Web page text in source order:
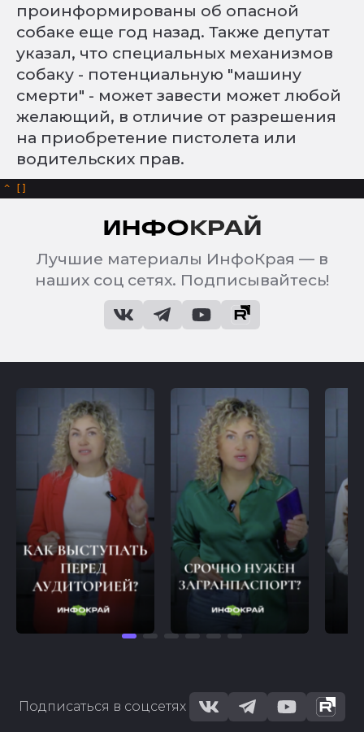
проинформированы об опасной
собаке еще год назад. Также депутат
указал, что специальных механизмов
собаку - потенциальную "машину
смерти" - может завести может любой
желающий, в отличие от разрешения
на приобретение пистолета или
водительских прав.
^
Лучшие материалы ИнфоКрая — в
наших соц сетях. Подписывайтесь!
Подписаться в соцсетях